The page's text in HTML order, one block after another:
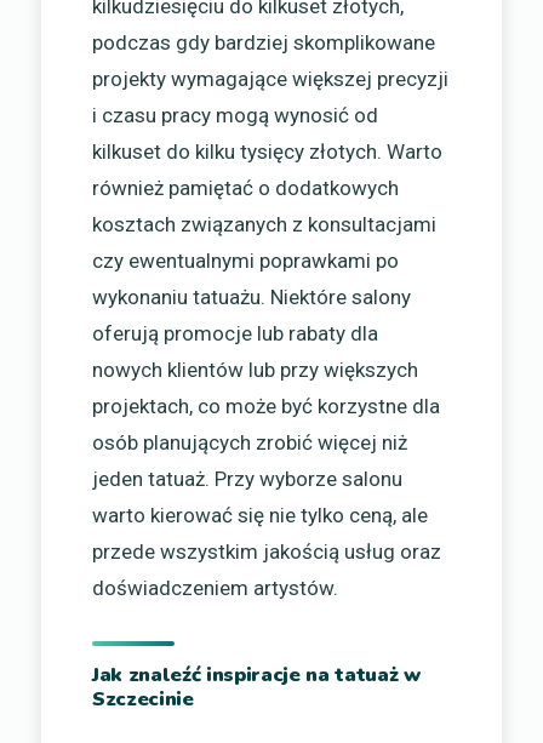
kilkudziesięciu do kilkuset złotych,
podczas gdy bardziej skomplikowane
projekty wymagające większej precyzji
i czasu pracy mogą wynosić od
kilkuset do kilku tysięcy złotych. Warto
również pamiętać o dodatkowych
kosztach związanych z konsultacjami
czy ewentualnymi poprawkami po
wykonaniu tatuażu. Niektóre salony
oferują promocje lub rabaty dla
nowych klientów lub przy większych
projektach, co może być korzystne dla
osób planujących zrobić więcej niż
jeden tatuaż. Przy wyborze salonu
warto kierować się nie tylko ceną, ale
przede wszystkim jakością usług oraz
doświadczeniem artystów.
Jak znaleźć inspiracje na tatuaż w
Szczecinie